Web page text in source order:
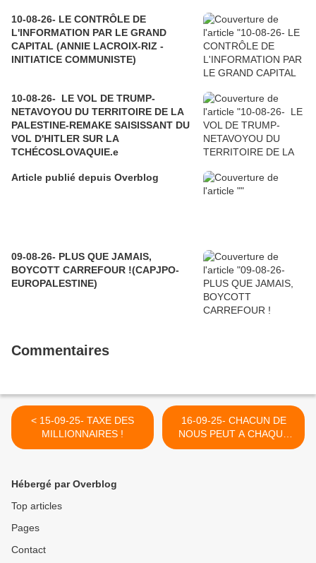
10-08-26- LE CONTRÔLE DE
L'INFORMATION PAR LE GRAND
CAPITAL (ANNIE LACROIX-RIZ -
INITIATICE COMMUNISTE)
10-08-26- LE VOL DE TRUMP-
NETAVOYOU DU TERRITOIRE DE LA
PALESTINE-REMAKE SAISISSANT DU
VOL D'HITLER SUR LA
TCHÉCOSLOVAQUIE.e
Article publié depuis Overblog
09-08-26- PLUS QUE JAMAIS,
BOYCOTT CARREFOUR !(CAPJPO-
EUROPALESTINE)
Commentaires
< 15-09-25- TAXE DES
MILLIONNAIRES !
16-09-25- CHACUN DE
NOUS PEUT A CHAQUE
INSTANT COMMENCER
Hébergé par Overblog
Top articles
Pages
Contact